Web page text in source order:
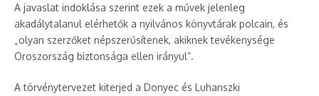
A javaslat indoklása szerint ezek a művek jelenleg
akadálytalanul elérhetők a nyilvános könyvtárak polcain, és
„olyan szerzőket népszerűsítenek, akiknek tevékenysége
Oroszország biztonsága ellen irányul”.
A törvénytervezet kiterjed a Donyec és Luhanszki